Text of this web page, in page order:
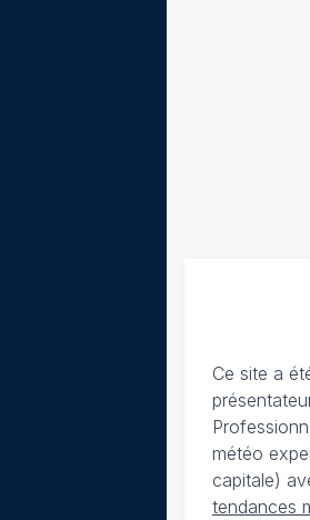
Ce site a
météo
capitale)
tendances